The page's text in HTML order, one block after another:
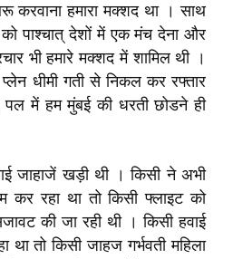
करवाना हमारा मक्शद था । साथ
को पाश्चात् देशों में एक मंच देना और
भी हमारे मक्शद में शामिल थी ।
धीमी गती से निकल कर रफ्तार
में हम मुंबई की धरती छोडने ही
जाहाजें खड़ी थी । किसी ने अभी
रहा था तो किसी फ्लाइट को
की जा रही थी । किसी हवाई
था तो किसी जाहज गर्भवती महिला